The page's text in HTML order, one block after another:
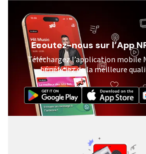
Ecoutez-nous sur l’App
Téléchargez l’application mobile
bénéficiez de la meilleure